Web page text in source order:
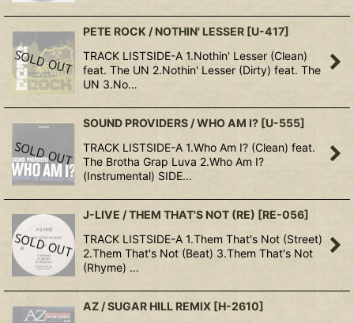
PETE ROCK / NOTHIN' LESSER [U-417]
TRACK LISTSIDE-A 1.Nothin' Lesser (Clean)
feat. The UN 2.Nothin' Lesser (Dirty) feat. The
UN 3.No…
SOUND PROVIDERS / WHO AM I? [U-555]
TRACK LISTSIDE-A 1.Who Am I? (Clean) feat.
The Brotha Grap Luva 2.Who Am I?
(Instrumental) SIDE…
J-LIVE / THEM THAT'S NOT (RE) [RE-056]
TRACK LISTSIDE-A 1.Them That's Not (Street)
2.Them That's Not (Beat) 3.Them That's Not
(Rhyme) …
AZ / SUGAR HILL REMIX [H-2610]